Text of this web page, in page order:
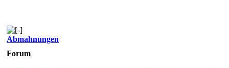
Abmahnungen
Forum